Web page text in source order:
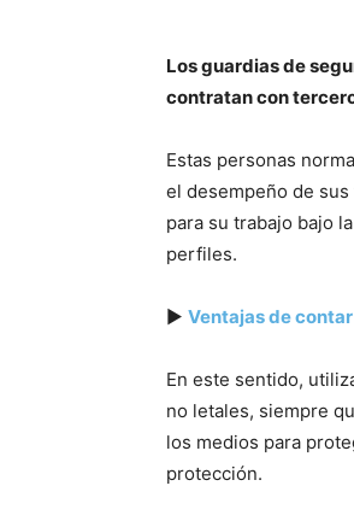
Los guardias de
contratan con
Estas personas
el desempeño de
para su trabajo bajo
perfiles.
▶ Ventajas de
En este sentido,
no letales, siempre
los medios para
protección.